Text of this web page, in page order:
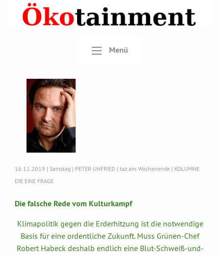
Menü
16.11.2019 | Samstag | PETER UNFRIED | taz.am Wochenende | KOLUMNE
DIE EINE FRAGE
Die falsche Rede vom Kulturkampf
Klimapolitik gegen die Erderhitzung ist die notwendige
Basis für eine ordentliche Zukunft. Muss Grünen-Chef
Robert Habeck deshalb endlich eine Blut-Schweiß-und-